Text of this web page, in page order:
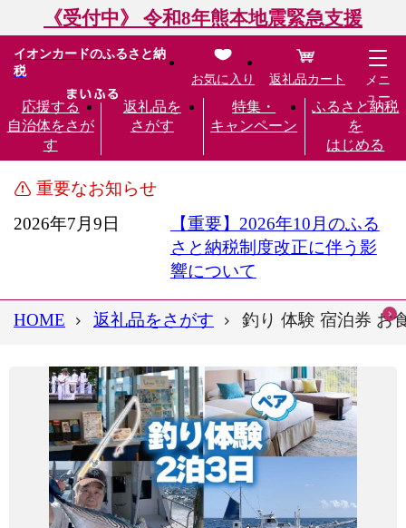
《受付中》 令和8年熊本地震緊急支援
イオンカードのふるさと納
税
応援する
自治体をさが
す
返礼品を
さがす
特集・
キャンペーン
ふるさと納税
を
はじめる
お気に入り 返礼品カート
メニ
ュー
重要なお知らせ
2026年7月9日
【重要】2026年10月のふる
さと納税制度改正に伴う影
響について
HOME 返礼品をさがす 釣り 体験 宿泊券 お